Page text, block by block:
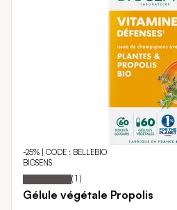
-25% | CODE : BELLEBIO
BIOSENS
Notation: 100%
( 1 )
Gélule végétale Propolis